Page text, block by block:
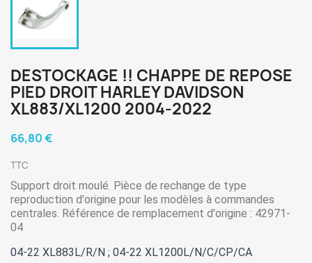
DESTOCKAGE !! CHAPPE DE REPOSE
PIED DROIT HARLEY DAVIDSON
XL883/XL1200 2004-2022
66,80 €
TTC
Support droit moulé. Pièce de rechange de type
reproduction d'origine pour les modèles à commandes
centrales. Référence de remplacement d'origine : 42971-
04
04-22 XL883L/R/N ; 04-22 XL1200L/N/C/CP/CA